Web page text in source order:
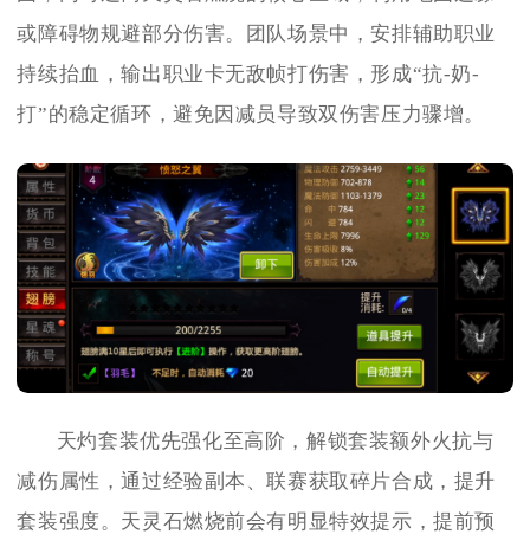
或障碍物规避部分伤害。团队场景中，安排辅助职业
持续抬血，输出职业卡无敌帧打伤害，形成“抗-奶-
打”的稳定循环，避免因减员导致双伤害压力骤增。
天灼套装优先强化至高阶，解锁套装额外火抗与
减伤属性，通过经验副本、联赛获取碎片合成，提升
套装强度。天灵石燃烧前会有明显特效提示，提前预